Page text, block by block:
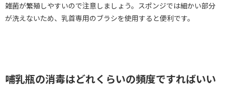
雑菌が繁殖しやすいので注意しましょう。スポンジでは細かい部分
が洗えないため、乳首専用のブラシを使用すると便利です。
哺乳瓶の消毒はどれくらいの頻度ですればいい